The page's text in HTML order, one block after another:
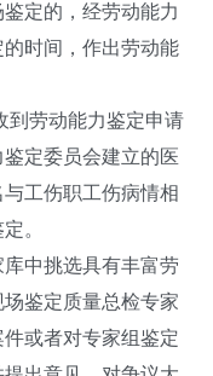
定的，经劳动能力
时间，作出劳动能
劳动能力鉴定申请
定委员会建立的医
工伤职工伤病情相
。
中挑选具有丰富劳
鉴定质量总检专家
或者对专家组鉴定